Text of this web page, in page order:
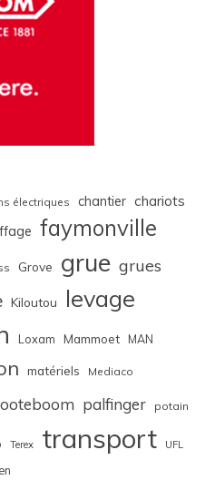
électriques chantier chariots
faymonville
Grove grue grues
Kiloutou levage
Loxam Mammoet MAN
matériels Mediaco
palfinger potain
Terex transport UFL